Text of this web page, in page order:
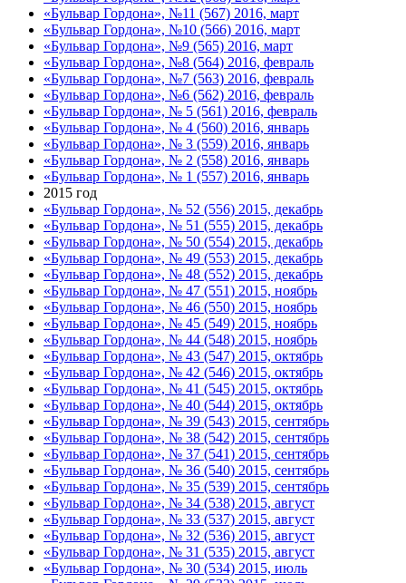
«Бульвар Гордона», №11 (567) 2016, март
«Бульвар Гордона», №10 (566) 2016, март
«Бульвар Гордона», №9 (565) 2016, март
«Бульвар Гордона», №8 (564) 2016, февраль
«Бульвар Гордона», №7 (563) 2016, февраль
«Бульвар Гордона», №6 (562) 2016, февраль
«Бульвар Гордона», № 5 (561) 2016, февраль
«Бульвар Гордона», № 4 (560) 2016, январь
«Бульвар Гордона», № 3 (559) 2016, январь
«Бульвар Гордона», № 2 (558) 2016, январь
«Бульвар Гордона», № 1 (557) 2016, январь
2015 год
«Бульвар Гордона», № 52 (556) 2015, декабрь
«Бульвар Гордона», № 51 (555) 2015, декабрь
«Бульвар Гордона», № 50 (554) 2015, декабрь
«Бульвар Гордона», № 49 (553) 2015, декабрь
«Бульвар Гордона», № 48 (552) 2015, декабрь
«Бульвар Гордона», № 47 (551) 2015, ноябрь
«Бульвар Гордона», № 46 (550) 2015, ноябрь
«Бульвар Гордона», № 45 (549) 2015, ноябрь
«Бульвар Гордона», № 44 (548) 2015, ноябрь
«Бульвар Гордона», № 43 (547) 2015, октябрь
«Бульвар Гордона», № 42 (546) 2015, октябрь
«Бульвар Гордона», № 41 (545) 2015, октябрь
«Бульвар Гордона», № 40 (544) 2015, октябрь
«Бульвар Гордона», № 39 (543) 2015, сентябрь
«Бульвар Гордона», № 38 (542) 2015, сентябрь
«Бульвар Гордона», № 37 (541) 2015, сентябрь
«Бульвар Гордона», № 36 (540) 2015, сентябрь
«Бульвар Гордона», № 35 (539) 2015, сентябрь
«Бульвар Гордона», № 34 (538) 2015, август
«Бульвар Гордона», № 33 (537) 2015, август
«Бульвар Гордона», № 32 (536) 2015, август
«Бульвар Гордона», № 31 (535) 2015, август
«Бульвар Гордона», № 30 (534) 2015, июль